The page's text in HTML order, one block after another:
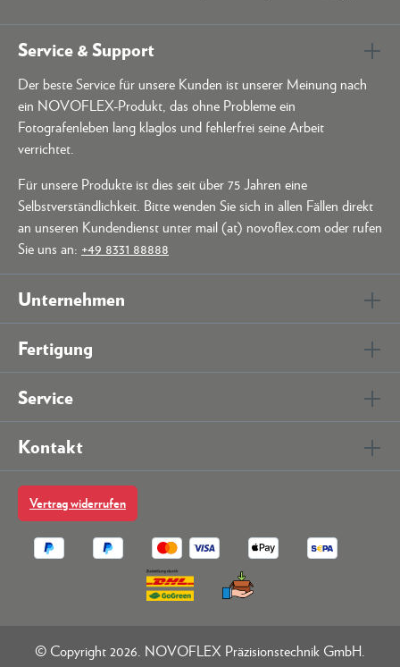
Service & Support
Der beste Service für unsere Kunden ist unserer Meinung nach
ein NOVOFLEX-Produkt, das ohne Probleme ein
Fotografenleben lang klaglos und fehlerfrei seine Arbeit
verrichtet.
Für unsere Produkte ist dies seit über 75 Jahren eine
Selbstverständlichkeit. Bitte wenden Sie sich in allen Fällen direkt
an unseren Kundendienst unter mail (at) novoflex.com oder rufen
Sie uns an: +49 8331 88888
Unternehmen
Fertigung
Service
Kontakt
Vertrag widerrufen
© Copyright 2026. NOVOFLEX Präzisionstechnik GmbH.